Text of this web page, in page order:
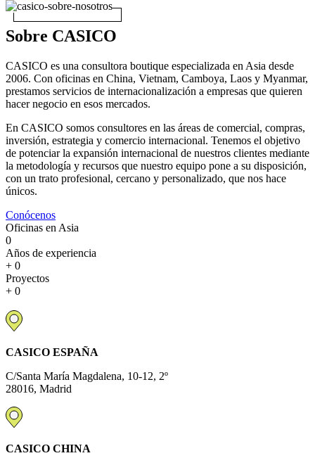
Sobre CASICO
CASICO es una consultora boutique especializada en Asia desde
2006. Con oficinas en China, Vietnam, Camboya, Laos y Myanmar,
prestamos servicios de internacionalización a empresas que quieren
hacer negocio en esos mercados.
En CASICO somos consultores en las áreas de comercial, compras,
inversión, estrategia y comercio internacional. Tenemos el objetivo
de potenciar la expansión internacional de nuestros clientes mediante
la metodología y recursos que nuestro equipo pone a su disposición,
con un trato profesional, cercano y personalizado, que nos hace
únicos.
Conócenos
Oficinas en Asia
0
Años de experiencia
+ 0
Proyectos
+ 0
CASICO ESPAÑA
C/Santa María Magdalena, 10-12, 2º
28016, Madrid
CASICO CHINA